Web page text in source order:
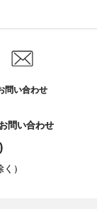
問い合わせ
問い合わせ
）